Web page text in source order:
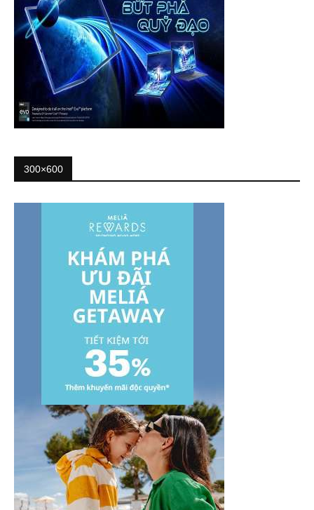
300×600